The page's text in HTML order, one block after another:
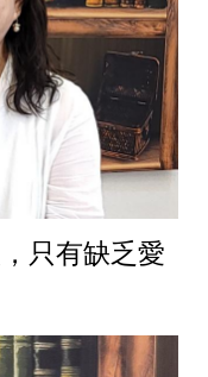
只有缺乏愛